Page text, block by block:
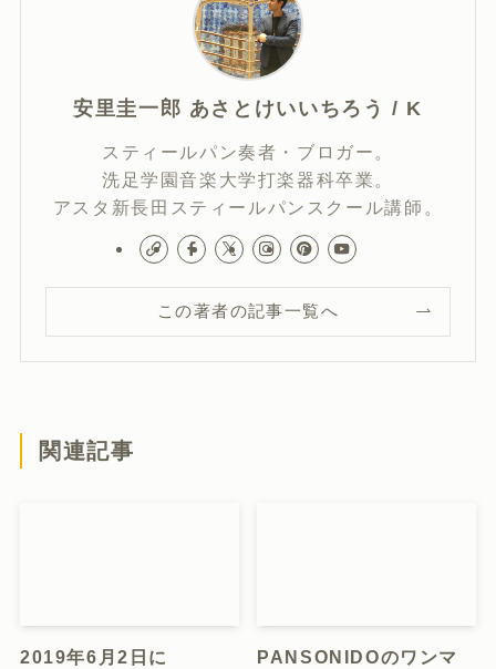
安里圭一郎 あさとけいいちろう / K
スティールパン奏者・ブロガー。
洗足学園音楽大学打楽器科卒業。
アスタ新長田スティールパンスクール講師。
この著者の記事一覧へ
関連記事
2019年6月2日に
PANSONIDOのワンマ